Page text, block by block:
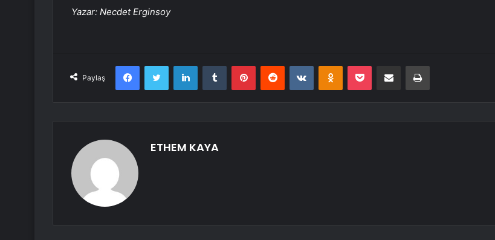
Yazar: Necdet Erginsoy
Paylaş
FacebookTwitter LinkedInTumblr PinterestReddit VKontakteOdnoklassniki
Pocket E-Posta ile paylaş Yazdır
ETHEM KAYA